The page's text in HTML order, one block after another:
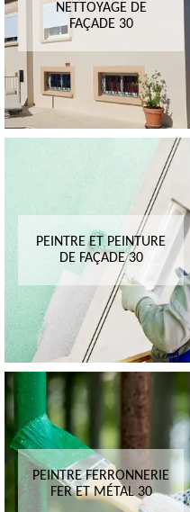
NETTOYAGE DE
FAÇADE 30
PEINTRE ET PEINTURE
DE FAÇADE 30
PEINTRE FERRONNERIE
FER ET MÉTAL 30